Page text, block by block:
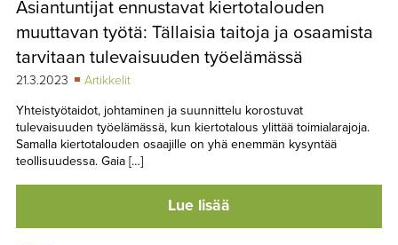
TAPAHTUMAT
YHTEYSTIEDOT
Asiantuntijat ennustavat kiertotalouden
muuttavan työtä: Tällaisia taitoja ja osaamista
tarvitaan tulevaisuuden työelämässä
21.3.2023
Artikkelit
Yhteistyötaidot, johtaminen ja suunnittelu korostuvat
tulevaisuuden työelämässä, kun kiertotalous ylittää toimialarajoja.
Samalla kiertotalouden osaajille on yhä enemmän kysyntää
teollisuudessa. Gaia […]
Lue lisää